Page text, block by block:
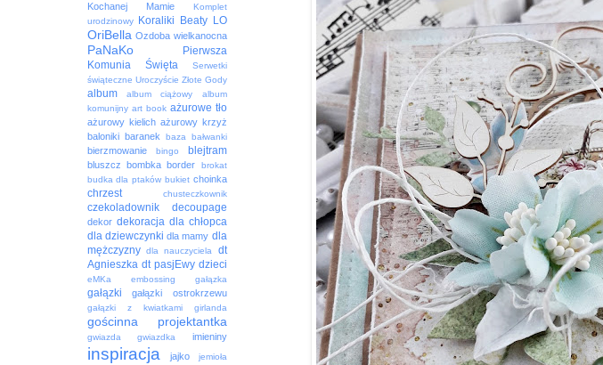
Kochanej Mamie
Komplet
urodzinowy
Koraliki Beaty LO
OriBella Ozdoba wielkanocna
PaNaKo
Pierwsza
Komunia Święta
Serwetki
świąteczne Uroczyście Złote Gody
album album ciążowy
album
komunijny art book ażurowe tło
ażurowy kielich ażurowy krzyż
baloniki
baranek baza bałwanki
bierzmowanie bingo blejtram
bluszcz bombka border
brokat
budka dla ptaków bukiet choinka
chrzest chusteczkownik
czekoladownik decoupage
dekor dekoracja dla chłopca
dla dziewczynki dla mamy dla
mężczyzny dla nauczyciela
dt
Agnieszka dt pasjEwy dzieci
eMKa embossing gałązka
gałązki gałązki ostrokrzewu
gałązki z kwiatkami girlanda
gościnna projektantka
gwiazda gwiazdka imieniny
inspiracja jajko
jemioła